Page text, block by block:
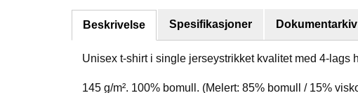
Beskrivelse Spesifikasjoner Dokumentarkiv
Unisex t-shirt i single jerseystrikket kvalitet med 4-
145 g/m². 100% bomull. (Melert: 85% bomull / 15%